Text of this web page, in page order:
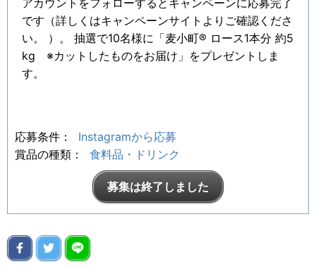
アカウントをフォローするとキャンペーンに応募完了
です（詳しくはキャンペーンサイトよりご確認くださ
い。 ）。 抽選で10名様に「麦小町® ロース1本分 約5
kg ※カットしたものをお届け」をプレゼントしま
す。
応募条件：
Instagramから応募
賞品の種類：
食料品・ドリンク
募集は終了しました